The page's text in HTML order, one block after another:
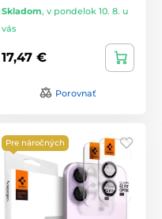
Skladom, v pondelok 10. 8. u
vás
17,47 €
Porovnať
Pre náročných